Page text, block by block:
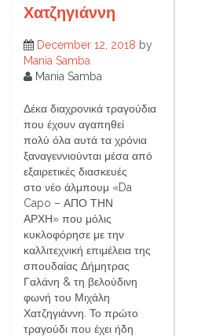
Χατζηγιάννη
December 12, 2018 by
Mania Samba
Mania Samba
Δέκα διαχρονικά τραγούδια
που έχουν αγαπηθεί
πολύ όλα αυτά τα χρόνια
ξαναγεννιούνται μέσα από
εξαιρετικές διασκευές
στο νέο άλμπουμ «Da
Capo – ΑΠΟ ΤΗΝ
ΑΡΧΗ» που μόλις
κυκλοφόρησε με την
καλλιτεχνική επιμέλεια της
σπουδαίας Δήμητρας
Γαλάνη & τη βελούδινη
φωνή του Μιχάλη
Χατζηγιάννη. Το πρώτο
τραγούδι που έχει ήδη